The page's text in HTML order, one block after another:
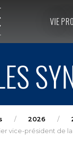
VIE
2026
vice-président de la